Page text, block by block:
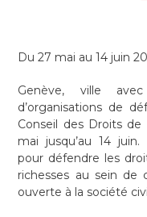
Du 27 mai au 14 juin
Genève, ville
d’organisations de
Conseil des Droits
mai jusqu’au 14
pour défendre les
richesses au sein de
ouverte à la société